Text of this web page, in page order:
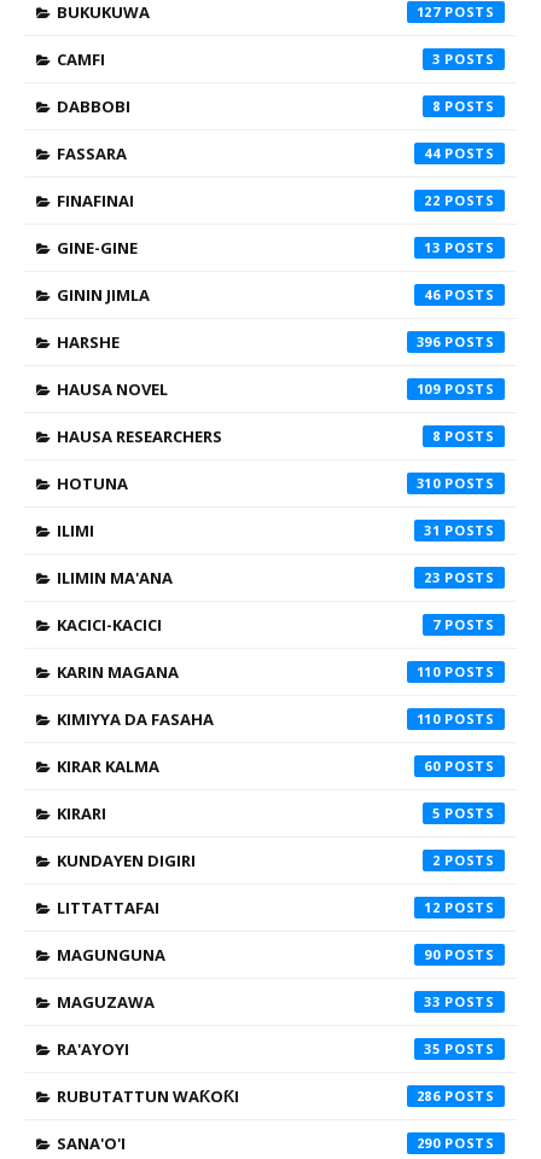
BUKUKUWA 127
CAMFI 3
DABBOBI 8
FASSARA 44
FINAFINAI 22
GINE-GINE 13
GININ JIMLA 46
HARSHE 396
HAUSA NOVEL 109
HAUSA RESEARCHERS 8
HOTUNA 310
ILIMI 31
ILIMIN MA'ANA 23
KACICI-KACICI 7
KARIN MAGANA 110
KIMIYYA DA FASAHA 110
KIRAR KALMA 60
KIRARI 5
KUNDAYEN DIGIRI 2
LITTATTAFAI 12
MAGUNGUNA 90
MAGUZAWA 33
RA'AYOYI 35
RUBUTATTUN WAƘOƘI 286
SANA'O'I 290